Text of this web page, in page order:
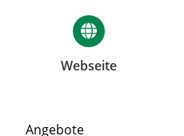
Webseite
Angebote